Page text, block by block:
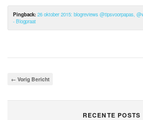
Pingback: 26 oktober 2015: blogreviews @tipsvoorpapas,
- Blogpraat
← Vorig Bericht
RECENTE POSTS